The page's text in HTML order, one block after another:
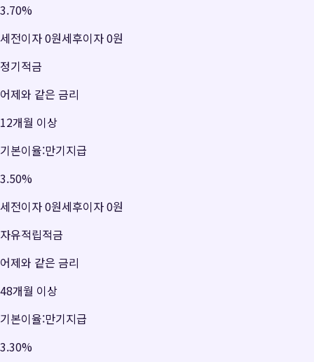
3.70%
세전이자0원세후이자0원
정기적금
어제와 같은 금리
12개월 이상
기본이율:만기지급
3.50%
세전이자0원세후이자0원
자유적립적금
어제와 같은 금리
48개월 이상
기본이율:만기지급
3.30%